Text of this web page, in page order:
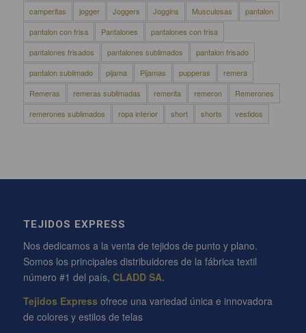
camperitas
jogger Joggers Joggins Musculosas
pantalon
pantalon con frisa
Pantalones
pantalones con frisa
pantalones frisados
pantalones sublimados
pantalon frisado
pantalon sublimado
pijama Pijamas pupperas
remera
Remeras
remeras sublimadas remerita remeron
Remerones
remerones sublimados
ropa interior short shorts vestidos
TEJIDOS EXPRESS
Nos dedicamos a la venta de tejidos de punto y plano.
Somos los principales distribuidores de la fábrica textil
número #1 del país, CLADD SA.
Tejidos Express ofrece una variedad única e innovadora
de colores y estilos de telas